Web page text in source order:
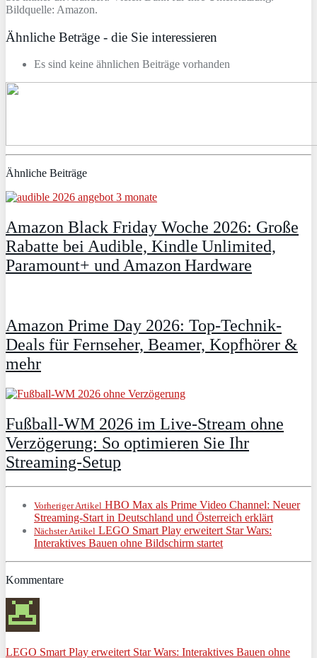
Bildquelle: Amazon.
Ähnliche Beträge - die Sie interessieren
Es sind keine ähnlichen Beiträge vorhanden
Ähnliche Beiträge
Amazon Black Friday Woche 2026: Große
Rabatte bei Audible, Kindle Unlimited,
Paramount+ und Amazon Hardware
Amazon Prime Day 2026: Top-Technik-
Deals für Fernseher, Beamer, Kopfhörer &
mehr
Fußball-WM 2026 im Live-Stream ohne
Verzögerung: So optimieren Sie Ihr
Streaming-Setup
Vorheriger Artikel HBO Max als Prime Video Channel: Neuer
Streaming‑Start in Deutschland und Österreich erklärt
Nächster Artikel LEGO Smart Play erweitert Star Wars:
Interaktives Bauen ohne Bildschirm startet
Kommentare
LEGO Smart Play erweitert Star Wars: Interaktives Bauen ohne